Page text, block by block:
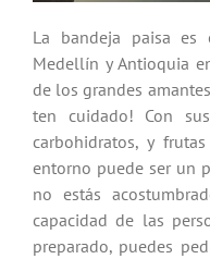
La bandeja paisa
Medellín y Antioquia
de los grandes
ten cuidado! Con
carbohidratos, y
entorno puede ser un
no estás
capacidad de las
preparado, puedes